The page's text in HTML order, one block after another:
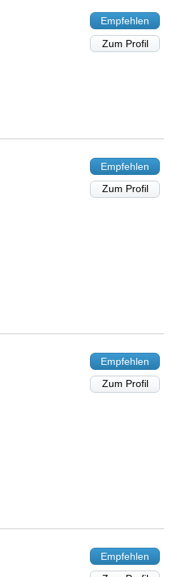
Empfehlen
Zum Profil
Empfehlen
Zum Profil
Empfehlen
Zum Profil
Empfehlen